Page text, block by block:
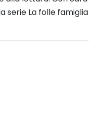
serie La folle famiglia